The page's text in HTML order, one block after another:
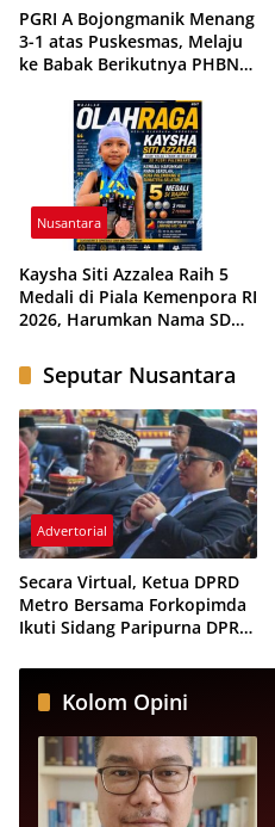
PGRI A Bojongmanik Menang
3-1 atas Puskesmas, Melaju
ke Babak Berikutnya PHBN
Nusantara
Kaysha Siti Azzalea Raih 5
Medali di Piala Kemenpora RI
2026, Harumkan Nama SD
Seputar Nusantara
Advertorial
Secara Virtual, Ketua DPRD
Metro Bersama Forkopimda
Ikuti Sidang Paripurna DPR
Kolom Opini